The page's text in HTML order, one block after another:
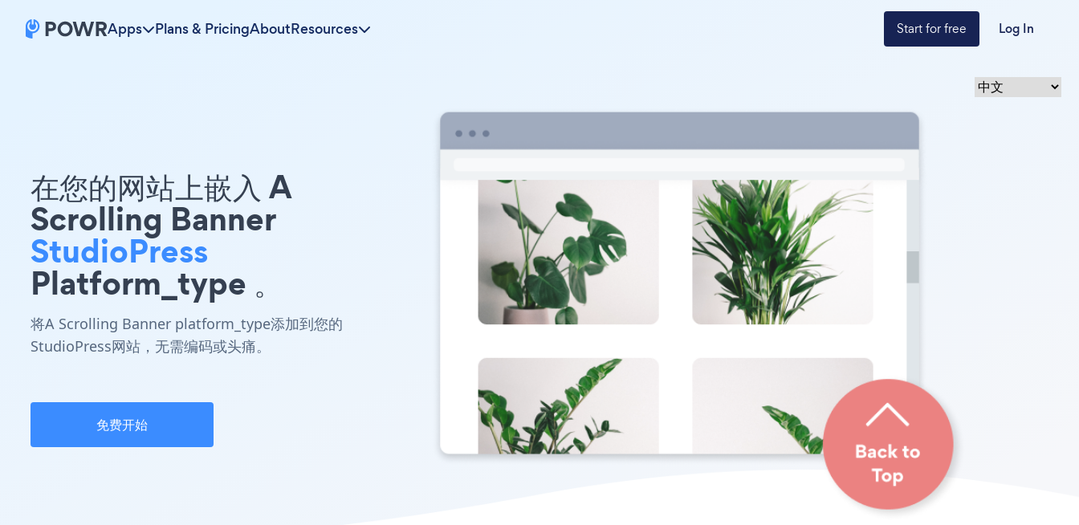
Apps Plans & PricingAboutResources Start for free Log In
在您的网站上嵌入 A
Scrolling Banner
StudioPress
Platform_type 。
将A Scrolling Banner platform_type添加到您的
StudioPress网站，无需编码或头痛。
免费开始